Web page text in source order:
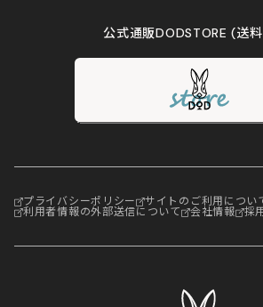
公式通販DODSTORE(送
プライバシーポリシー サイトのご利用につい
利用者情報の外部送信について 会社情報 採